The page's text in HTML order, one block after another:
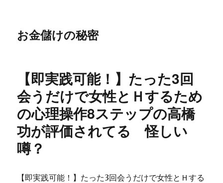
お金儲けの秘密
【即実践可能！】たった3回
会うだけで女性とＨするため
の心理操作8ステップの高橋
功が評価されてる 怪しい
噂？
【即実践可能！】たった3回会うだけで女性とＨする